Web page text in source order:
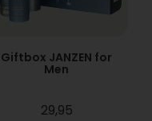
Giftbox JANZEN for
Men
29,95